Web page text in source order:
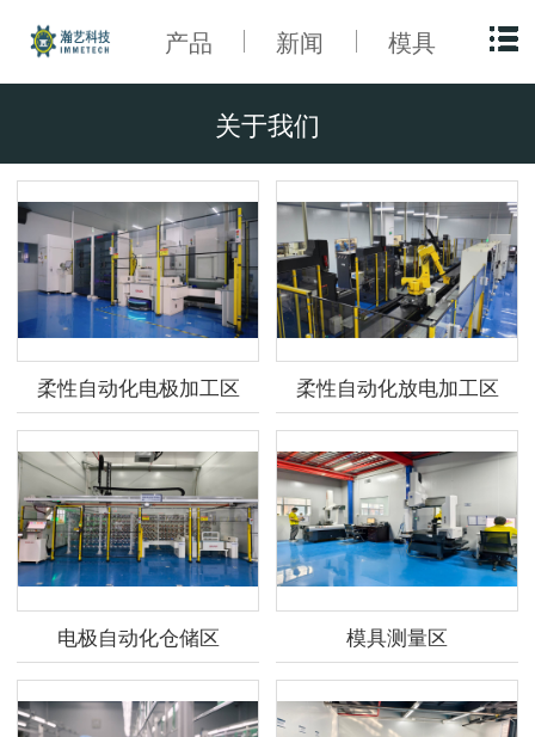
产品 新闻 模具
关于我们
柔性自动化电极加工区 柔性自动化放电加工区
电极自动化仓储区 模具测量区